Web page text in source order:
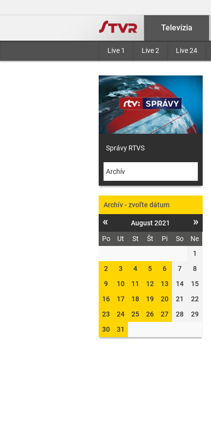
Televízia
Live 1 Live 2 Live 24
Správy RTVS
Archív
Archív - zvoľte dátum
« August 2021 »
Po Ut St Št Pi So
Ne
1
2
3 4 5 6 7
8
9
10 11 12 13 14
15
16
17 18 19 20 21
22
23
24 25 26 27 28
29
30
31